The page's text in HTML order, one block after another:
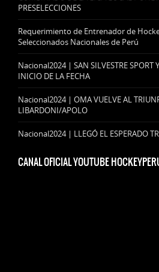
PRESELECCIONES
Requerimiento de Entrenador de
Seleccionados Nacionales de Perú
Nacional2024 | SAN SILVESTRE SPORT
INICIO DE LA FECHA
Nacional2024 | OMA VUELVE AL
LIBARDONI/APOLO
Nacional2024 | LLEGÓ EL ESPERADO
CANAL OFICIAL YOUTUBE